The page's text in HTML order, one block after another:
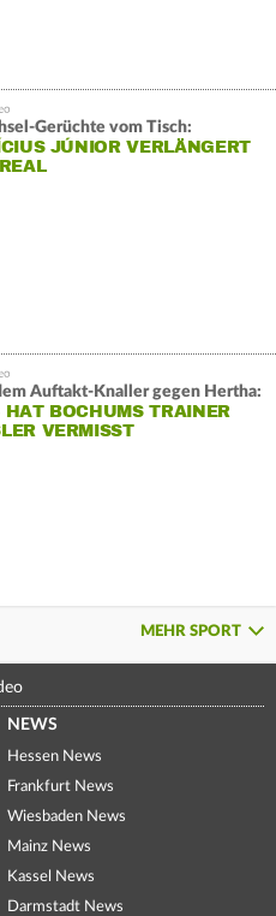
Gerüchte vom Tisch:
JÚNIOR VERLÄNGERT
Auftakt-Knaller gegen Hertha:
HAT BOCHUMS TRAINER
VERMISST
MEHR SPORT
NEWS
Hessen News
Frankfurt News
Wiesbaden News
Mainz News
Kassel News
Darmstadt News